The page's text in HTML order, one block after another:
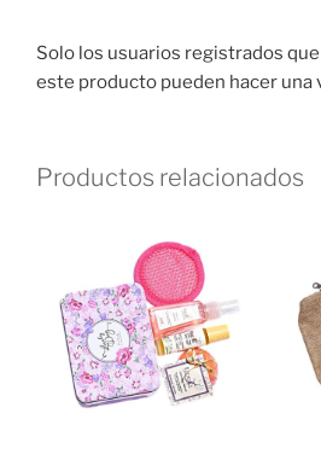
Solo los usuarios registrados
este producto pueden hacer una
Productos relacionados